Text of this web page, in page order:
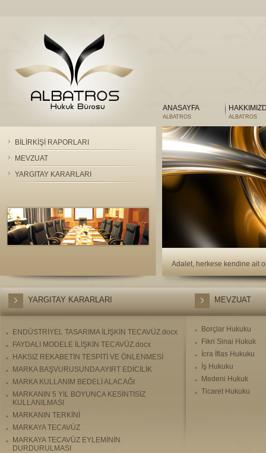
ANASAYFA
ALBATROS ALBATROS
Adalet, herkese kendine ait
BİLİRKİŞİ RAPORLARI
MEVZUAT
YARGITAY KARARLARI
YARGITAY KARARLARI MEVZUAT
ENDÜSTRİYEL TASARIMA İLİŞKİN TECAVÜZ.docx
FAYDALI MODELE İLİŞKİN TECAVÜZ.docx
HAKSIZ REKABETİN TESPİTİ VE ÖNLENMESİ
MARKA BAŞVURUSUNDA AYIRT EDİCİLİK
MARKA KULLANIM BEDELİ ALACAĞI
MARKANIN 5 YIL BOYUNCA KESİNTİSİZ
KULLANILMASI
MARKANIN TERKİNİ
MARKAYA TECAVÜZ
MARKAYA TECAVÜZ EYLEMİNİN
DURDURULMASI
Borçlar Hukuku
Fikri Sinai Hukuk
İcra İflas Hukuku
İş Hukuku
Medeni Hukuk
Ticaret Hukuku